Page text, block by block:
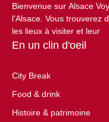
Bienvenue sur Alsace
l’Alsace. Vous trouverez
les lieux à visiter et leur
En un clin d'oeil
City Break
Food & drink
Histoire & patrimoine